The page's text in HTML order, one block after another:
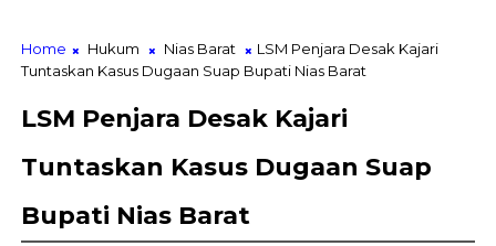
Home Hukum Nias Barat
LSM Penjara Desak Kajari
Tuntaskan Kasus Dugaan Suap Bupati Nias Barat
LSM Penjara Desak Kajari
Tuntaskan Kasus Dugaan Suap
Bupati Nias Barat